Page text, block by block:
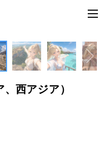
t
o
l
e
n
a
v
西アジア）